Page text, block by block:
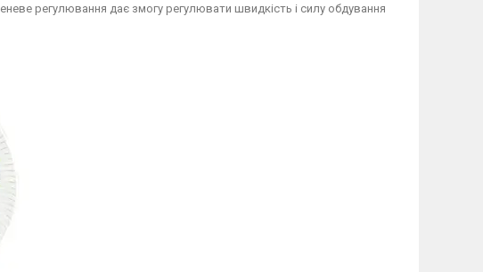
регулювання дає змогу регулювати швидкість і силу обдування